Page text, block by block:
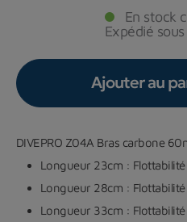
En stock
Expédié
Ajouter au
DIVEPRO Z04A Bras carbone
Longueur 23cm :
Longueur 28cm :
Longueur 33cm :